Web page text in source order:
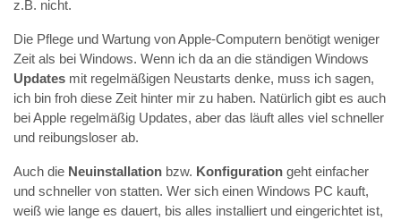
z.B. nicht.
Die Pflege und Wartung von Apple-Computern benötigt weniger
Zeit als bei Windows. Wenn ich da an die ständigen Windows
Updates mit regelmäßigen Neustarts denke, muss ich sagen,
ich bin froh diese Zeit hinter mir zu haben. Natürlich gibt es auch
bei Apple regelmäßig Updates, aber das läuft alles viel schneller
und reibungsloser ab.
Auch die Neuinstallation bzw. Konfiguration geht einfacher
und schneller von statten. Wer sich einen Windows PC kauft,
weiß wie lange es dauert, bis alles installiert und eingerichtet ist,